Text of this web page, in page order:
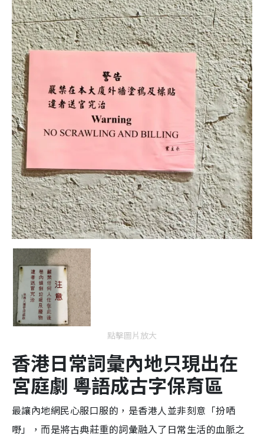
點擊圖片放大
香港日常詞彙內地只現出在
宮庭劇 粵語成古字保育區
最讓內地網民心服口服的，是香港人並非刻意「扮哂
嘢」，而是將古典莊重的詞彙融入了日常生活的血脈之